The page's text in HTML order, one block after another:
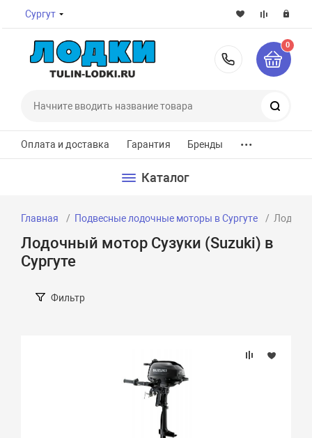
Сургут
8-800-
0
Оплата и доставка Гарантия Бренды ...
Каталог
Главная Подвесные лодочные моторы в Сургуте
Лодочный мотор Сузуки (Suzuki) в
Сургуте
Фильтр